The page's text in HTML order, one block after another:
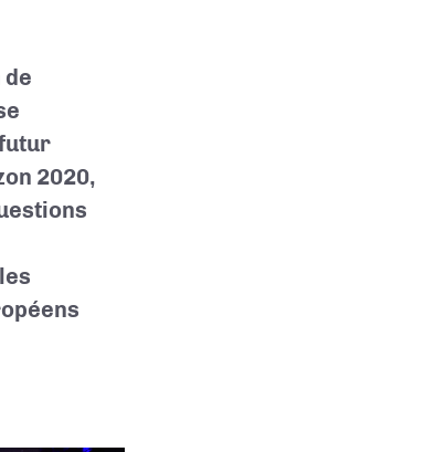
2020,